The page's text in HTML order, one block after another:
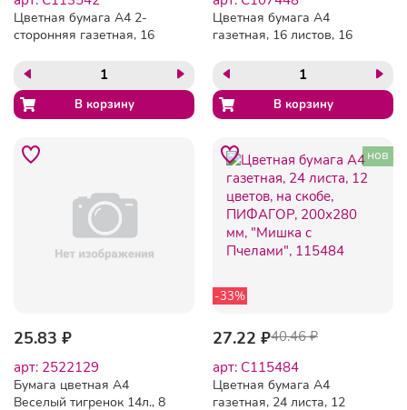
Цветная бумага А4 2-
сторонняя газетная, 16
скобе, ПИФАГОР, 200х280
мм, "Рыбалка", 113542
Цветная бумага А4
газетная, 16 листов, 16
ECO, 200х270 мм,
"Забавные животные",
060646, 16Бц4_18827
25.83 ₽
арт: 2522129
Бумага цветная А4
Веселый тигренок 14л., 8
-33%
нов
27.22 ₽40.46 ₽
арт: C115484
Цветная бумага А4
газетная, 24 листа, 12